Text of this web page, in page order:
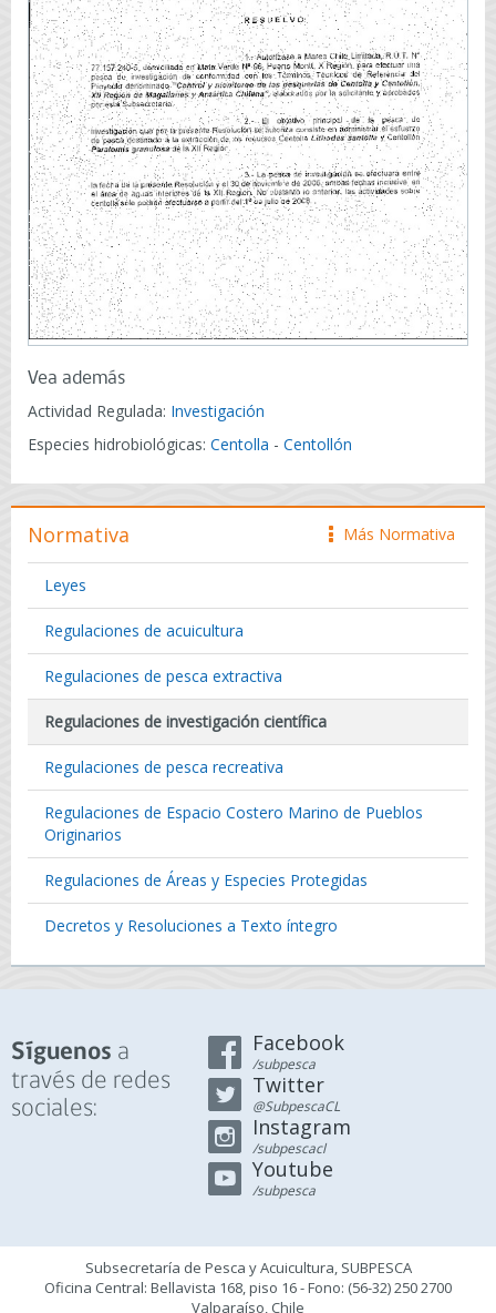
Vea además
Actividad Regulada: Investigación
Especies hidrobiológicas: Centolla - Centollón
icono
Más Normativa
Normativa
Leyes
Regulaciones de acuicultura
Regulaciones de pesca extractiva
Regulaciones de investigación científica
Regulaciones de pesca recreativa
Regulaciones de Espacio Costero Marino de Pueblos
Originarios
Regulaciones de Áreas y Especies Protegidas
Decretos y Resoluciones a Texto íntegro
Síguenos a
través de redes
sociales:
Facebook
/subpesca
Twitter
@SubpescaCL
Instagram
/subpescacl
Youtube
/subpesca
Subsecretaría de Pesca y Acuicultura, SUBPESCA
Oficina Central: Bellavista 168, piso 16 - Fono: (56-32) 250 2700
Valparaíso, Chile